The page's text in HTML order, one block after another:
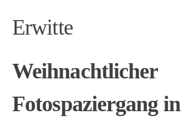
Erwitte
Weihnachtlicher
Fotospaziergang in